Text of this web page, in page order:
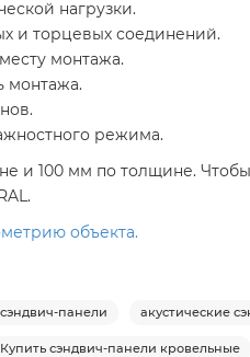
нагрузки.
и торцевых соединений.
монтажа.
монтажа.
режима.
и 100 мм по толщине.
объекта.
панели акустические
Купить сэндвич-панели кровельные